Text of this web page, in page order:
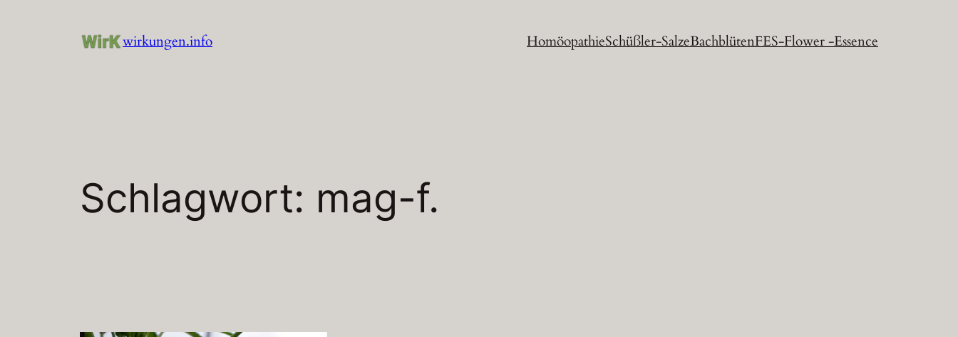
wirkungen.info HomöopathieSchüßler-SalzeBachblütenFES-Flower -Essence
Schlagwort: mag-f.